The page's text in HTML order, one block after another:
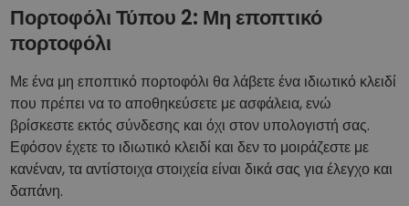
Πορτοφόλι Τύπου 2: Μη εποπτικό
πορτοφόλι
Με ένα μη εποπτικό πορτοφόλι θα λάβετε ένα ιδιωτικό κλειδί
που πρέπει να το αποθηκεύσετε με ασφάλεια, ενώ
βρίσκεστε εκτός σύνδεσης και όχι στον υπολογιστή σας.
Εφόσον έχετε το ιδιωτικό κλειδί και δεν το μοιράζεστε με
κανέναν, τα αντίστοιχα στοιχεία είναι δικά σας για έλεγχο και
δαπάνη.